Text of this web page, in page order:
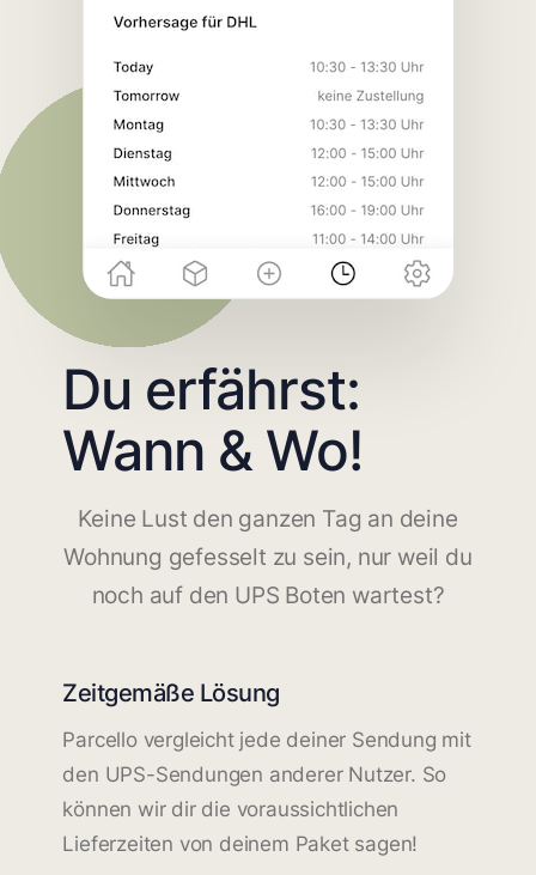
Du erfährst:
Wann & Wo!
Keine Lust den ganzen Tag an deine
Wohnung gefesselt zu sein, nur weil du
noch auf den UPS Boten wartest?
Zeitgemäße Lösung
Parcello vergleicht jede deiner Sendung mit
den UPS-Sendungen anderer Nutzer. So
können wir dir die voraussichtlichen
Lieferzeiten von deinem Paket sagen!